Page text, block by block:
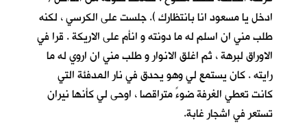
ادخل يا مسعود انا بانتظارك ). جلست على الكرسي ، لكنه
طلب مني ان اسلم له ما دونته و انأم على الاريكة . قرا في
الاوراق لبرهة ، ثم اغلق الانوار و طلب مني ان اروي له ما
رايته . كان يستمع لي وهو يحدق في نار المدفئة التي
كانت تعطي الغرفة ضوءً متراقصا ، اوحى لي كأنها نيران
تستعر في اشجار غابة.